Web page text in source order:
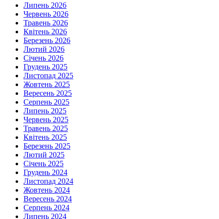
Липень 2026
Червень 2026
Травень 2026
Квітень 2026
Березень 2026
Лютий 2026
Січень 2026
Грудень 2025
Листопад 2025
Жовтень 2025
Вересень 2025
Серпень 2025
Липень 2025
Червень 2025
Травень 2025
Квітень 2025
Березень 2025
Лютий 2025
Січень 2025
Грудень 2024
Листопад 2024
Жовтень 2024
Вересень 2024
Серпень 2024
Липень 2024